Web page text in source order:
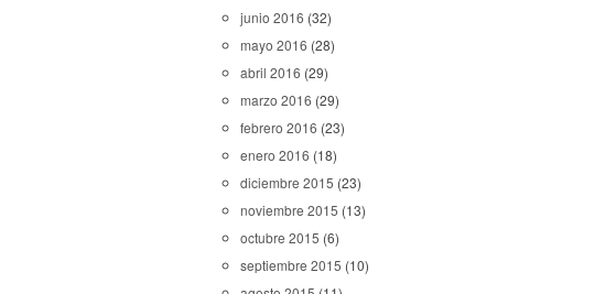
junio 2016 (32)
mayo 2016 (28)
abril 2016 (29)
marzo 2016 (29)
febrero 2016 (23)
enero 2016 (18)
diciembre 2015 (23)
noviembre 2015 (13)
octubre 2015 (6)
septiembre 2015 (10)